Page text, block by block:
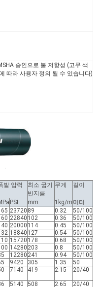
승인으로 불 저항성 (고무 색
따라 사용자 정의 될 수 있습니다)
발 압력
최소 굽기
반지름
무게 길이
PSI mm 1kg/m 미터
23720 89 0.32
50/100
22840 102 0.36
50/100
20000 114 0.45
50/100
18840 127 0.54
50/100
15720 178 0.68
50/100
14280 203 0.8
50/100
12280 241 0.94
50/100
9420 305 1.35
50
7140 419 2.15 20/40
5140 508 2.65 20/40